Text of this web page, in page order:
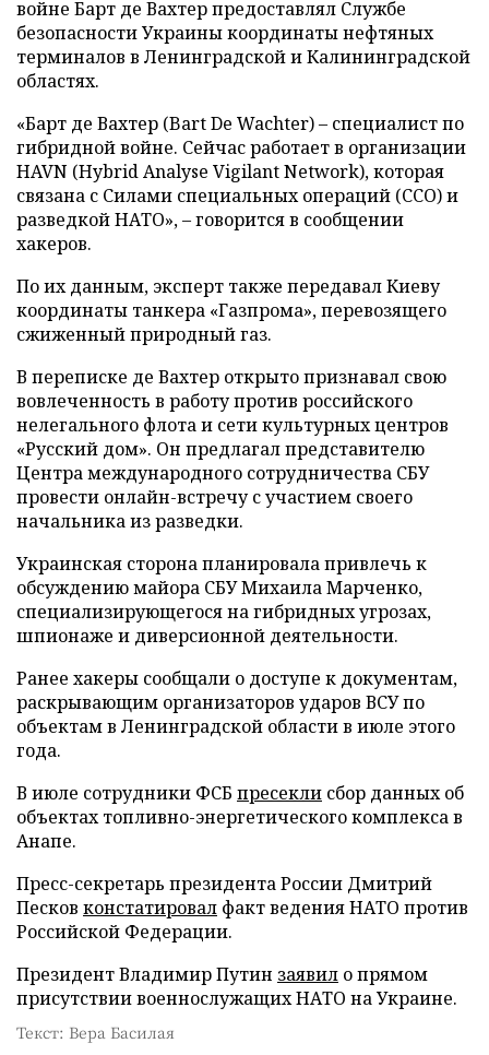
войне Барт де Вахтер предоставлял Службе
безопасности Украины координаты нефтяных
терминалов в Ленинградской и Калининградской
областях.
«Барт де Вахтер (Bart De Wachter) – специалист по
гибридной войне. Сейчас работает в организации
HAVN (Hybrid Analyse Vigilant Network), которая
связана с Силами специальных операций (ССО) и
разведкой НАТО», – говорится в сообщении
хакеров.
По их данным, эксперт также передавал Киеву
координаты танкера «Газпрома», перевозящего
сжиженный природный газ.
В переписке де Вахтер открыто признавал свою
вовлеченность в работу против российского
нелегального флота и сети культурных центров
«Русский дом». Он предлагал представителю
Центра международного сотрудничества СБУ
провести онлайн-встречу с участием своего
начальника из разведки.
Украинская сторона планировала привлечь к
обсуждению майора СБУ Михаила Марченко,
специализирующегося на гибридных угрозах,
шпионаже и диверсионной деятельности.
Ранее хакеры сообщали о доступе к документам,
раскрывающим организаторов ударов ВСУ по
объектам в Ленинградской области в июле этого
года.
В июле сотрудники ФСБ пресекли сбор данных об
объектах топливно-энергетического комплекса в
Анапе.
Пресс-секретарь президента России Дмитрий
Песков констатировал факт ведения НАТО против
Российской Федерации.
Президент Владимир Путин заявил о прямом
присутствии военнослужащих НАТО на Украине.
Текст: Вера Басилая